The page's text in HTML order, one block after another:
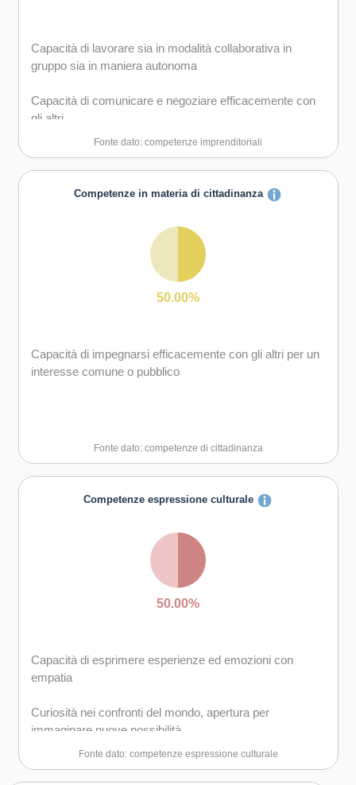
Capacità di lavorare sia in modalità collaborativa in
gruppo sia in maniera autonoma
Capacità di comunicare e negoziare efficacemente con
gli altri
Capacità di motivare gli altri e valorizzare le loro idee, di
provare empatia
Fonte dato: competenze imprenditoriali
Competenze in materia di cittadinanza
50.00%
Capacità di impegnarsi efficacemente con gli altri per un
interesse comune o pubblico
Fonte dato: competenze di cittadinanza
Competenze espressione culturale
50.00%
Capacità di esprimere esperienze ed emozioni con
empatia
Curiosità nei confronti del mondo, apertura per
immaginare nuove possibilità
Fonte dato: competenze espressione culturale